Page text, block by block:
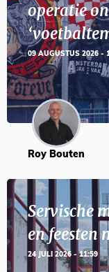
operatie
09 AUGUSTUS 2026 -
Roy Bouten
Servische
en feesten
24 JULI 2026 - 11:59